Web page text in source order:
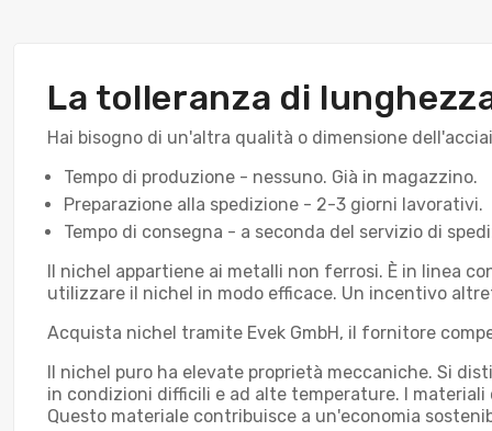
La tolleranza di
Hai bisogno di un'altra qualità o dimensione
Tempo di produzione - nessuno. Già in magazzino.
Preparazione alla spedizione - 2-3 giorni lavorativi.
Tempo di consegna - a seconda del servizio di
Il nichel appartiene ai metalli non ferrosi. È in linea
utilizzare il nichel in modo efficace. Un incentivo
Acquista nichel tramite Evek GmbH, il fornitore
Il nichel puro ha elevate proprietà meccaniche. Si
in condizioni difficili e ad alte temperature. I
Questo materiale contribuisce a un'economia